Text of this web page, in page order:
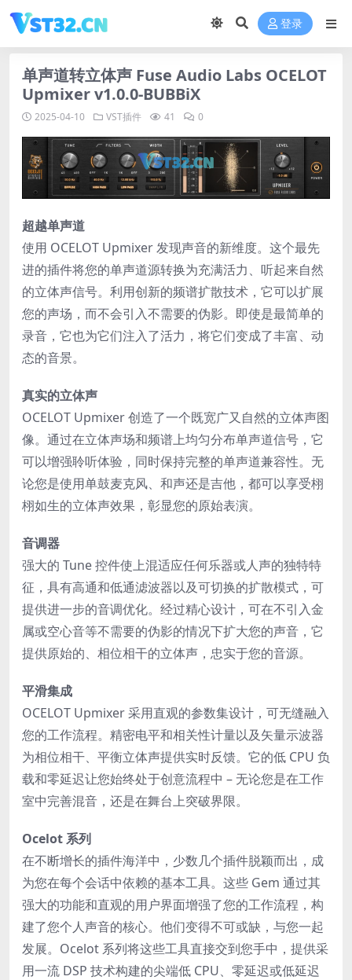
登录
单声道转立体声 Fuse Audio Labs OCELOT
Upmixer v1.0.0-BUBBiX
2025-04-10 VST插件 41 0
超越单声道
使用 OCELOT Upmixer 发现声音的新维度。这个最先
进的插件将您的单声道源转换为充满活力、听起来自然
的立体声信号。利用创新的频谱扩散技术，它可以扩展
您的声场，而不会引入不需要的伪影。即使是最简单的
录音，它也为它们注入了活力，将它们变成了丰富、动
态的音景。
真实的立体声
OCELOT Upmixer 创造了一个既宽广又自然的立体声图
像。通过在立体声场和频谱上均匀分布单声道信号，它
可以增强聆听体验，同时保持完整的单声道兼容性。无
论您是使用单鼓麦克风、和声还是吉他，都可以享受栩
栩如生的立体声效果，彰显您的原始表演。
音调器
强大的 Tune 控件使上混适应任何乐器或人声的独特特
征，具有高通和低通滤波器以及可切换的扩散模式，可
提供进一步的音调优化。经过精心设计，可在不引入金
属或空心音等不需要的伪影的情况下扩大您的声音，它
提供原始的、相位相干的立体声，忠实于您的音源。
平滑集成
OCELOT Upmixer 采用直观的参数集设计，可无缝融入
您的工作流程。精密电平和相关性计量以及矢量示波器
为相位相干、平衡立体声提供实时反馈。它的低 CPU 负
载和零延迟让您始终处于创意流程中 – 无论您是在工作
室中完善混音，还是在舞台上突破界限。
Ocelot 系列
在不断增长的插件海洋中，少数几个插件脱颖而出，成
为您在每个会话中依赖的基本工具。这些 Gem 通过其
强大的功能和直观的用户界面增强了您的工作流程，构
建了您个人声音的核心。他们变得不可或缺，与您一起
发展。Ocelot 系列将这些工具直接交到您手中，提供采
用一流 DSP 技术构建的尖端低 CPU、零延迟或低延迟